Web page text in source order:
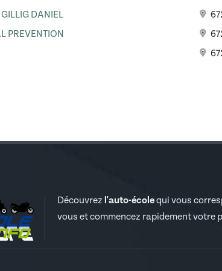
DANIEL
PREVENTION
Découvrez l'auto-écolequi vous
vous et commencez rapidement votre